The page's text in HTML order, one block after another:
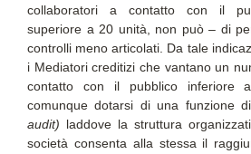
collaboratori a contatto con il
superiore a 20 unità, non può – di
controlli meno articolati. Da tale
i Mediatori creditizi che vantano un
contatto con il pubblico inferiore
comunque dotarsi di una funzione
audit) laddove la struttura
società consenta alla stessa il